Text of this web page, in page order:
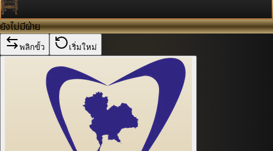
ยังไม่มีฝ่าย
พลิกขั้ว เริ่มใหม่